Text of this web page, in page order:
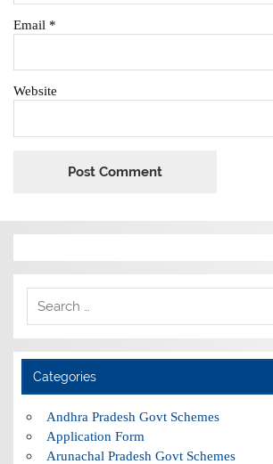
Email *
Website
Categories
Andhra Pradesh Govt Schemes
Application Form
Arunachal Pradesh Govt Schemes